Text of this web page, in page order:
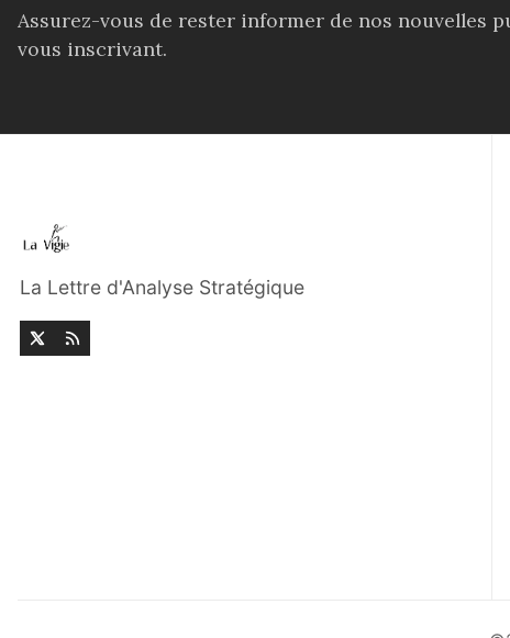
Assurez-vous de rester informer de nos nouvelles
vous inscrivant.
La Lettre d'Analyse Stratégique